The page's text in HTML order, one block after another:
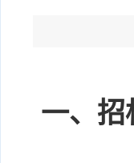
一、招